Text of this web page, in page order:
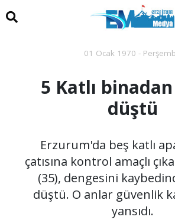
01 Ocak 1970 -
5 Katlı
düştü
Erzurum'da beş katlı
çatısına kontrol amaçlı
(35), dengesini
düştü. O anlar güvenlik
yansıdı.